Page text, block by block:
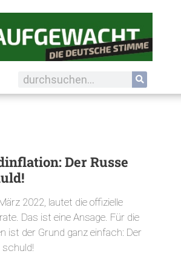
Der Russe
2022, lautet die offizielle
Das ist eine Ansage. Für die
ist der Grund ganz einfach: Der